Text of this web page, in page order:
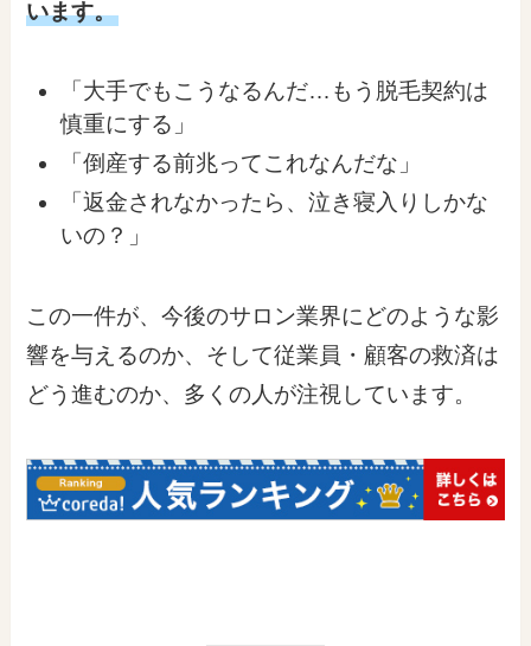
います。
「大手でもこうなるんだ…もう脱毛契約は
慎重にする」
「倒産する前兆ってこれなんだな」
「返金されなかったら、泣き寝入りしかな
いの？」
この一件が、今後のサロン業界にどのような影
響を与えるのか、そして従業員・顧客の救済は
どう進むのか、多くの人が注視しています。